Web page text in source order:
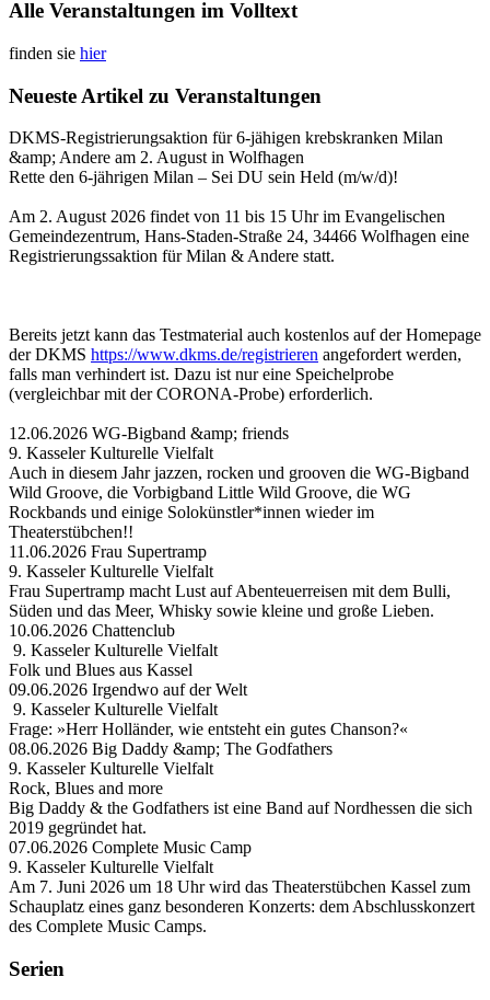
Alle Veranstaltungen im Volltext
finden sie hier
Neueste Artikel zu Veranstaltungen
DKMS-Registrierungsaktion für 6-jähigen krebskranken Milan
&amp; Andere am 2. August in Wolfhagen
Rette den 6-jährigen Milan – Sei DU sein Held (m/w/d)!
Am 2. August 2026 findet von 11 bis 15 Uhr im Evangelischen
Gemeindezentrum, Hans-Staden-Straße 24, 34466 Wolfhagen eine
Registrierungssaktion für Milan & Andere statt.
Bereits jetzt kann das Testmaterial auch kostenlos auf der Homepage
der DKMS https://www.dkms.de/registrieren angefordert werden,
falls man verhindert ist. Dazu ist nur eine Speichelprobe
(vergleichbar mit der CORONA-Probe) erforderlich.
12.06.2026 WG-Bigband &amp; friends
9. Kasseler Kulturelle Vielfalt
Auch in diesem Jahr jazzen, rocken und grooven die WG-Bigband
Wild Groove, die Vorbigband Little Wild Groove, die WG
Rockbands und einige Solokünstler*innen wieder im
Theaterstübchen!!
11.06.2026 Frau Supertramp
9. Kasseler Kulturelle Vielfalt
Frau Supertramp macht Lust auf Abenteuerreisen mit dem Bulli,
Süden und das Meer, Whisky sowie kleine und große Lieben.
10.06.2026 Chattenclub
9. Kasseler Kulturelle Vielfalt
Folk und Blues aus Kassel
09.06.2026 Irgendwo auf der Welt
9. Kasseler Kulturelle Vielfalt
Frage: »Herr Holländer, wie entsteht ein gutes Chanson?«
08.06.2026 Big Daddy &amp; The Godfathers
9. Kasseler Kulturelle Vielfalt
Rock, Blues and more
Big Daddy & the Godfathers ist eine Band auf Nordhessen die sich
2019 gegründet hat.
07.06.2026 Complete Music Camp
9. Kasseler Kulturelle Vielfalt
Am 7. Juni 2026 um 18 Uhr wird das Theaterstübchen Kassel zum
Schauplatz eines ganz besonderen Konzerts: dem Abschlusskonzert
des Complete Music Camps.
Serien